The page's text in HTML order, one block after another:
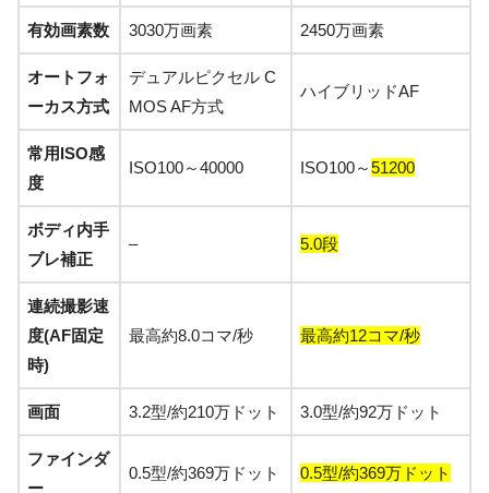
有効画素数 3030万画素 2450万画素
オートフォ
ーカス方式
デュアルピクセル C
MOS AF方式
ハイブリッドAF
常用ISO感
度
ISO100～40000 ISO100～51200
ボディ内手
ブレ補正
– 5.0段
連続撮影速
度(AF固定
時)
最高約8.0コマ/秒 最高約12コマ/秒
画面 3.2型/約210万ドット 3.0型/約92万ドット
ファインダ
ー
0.5型/約369万ドット 0.5型/約369万ドット